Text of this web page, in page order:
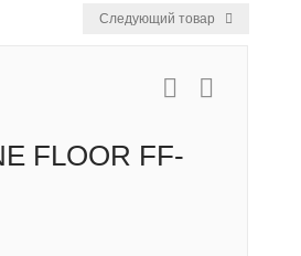
Следующий товар
FLOOR FF-